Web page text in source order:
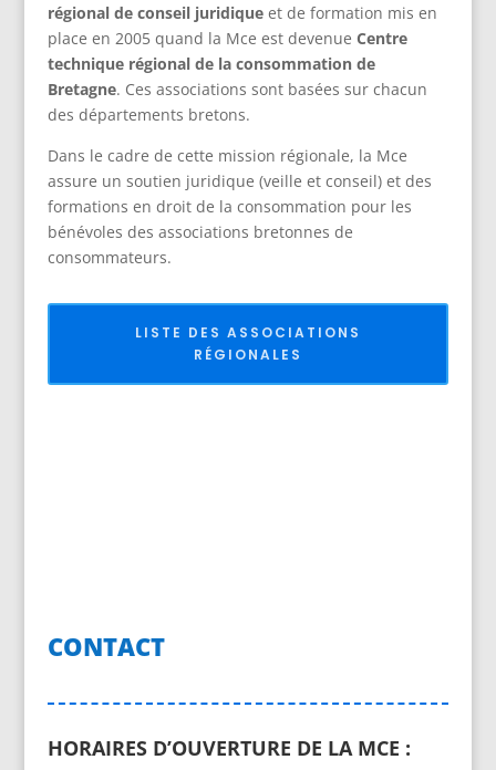
régional de conseil juridiqueet de formation mis en
place en 2005 quand la Mce est devenue Centre
technique régional de la consommation de
Bretagne. Ces associations sont basées sur chacun
des départements bretons.
Dans le cadre de cette mission régionale, la Mce
assure un soutien juridique (veille et conseil) et des
formations en droit de la consommation pour les
bénévoles des associations bretonnes de
consommateurs.
LISTE DES ASSOCIATIONS
RÉGIONALES
CONTACT
HORAIRES D’OUVERTURE DE LA MCE :